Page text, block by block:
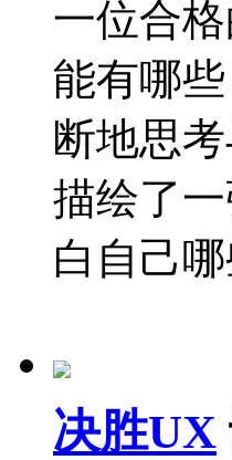
一位合
能有哪
断地思
描绘了
白自己
决胜UX